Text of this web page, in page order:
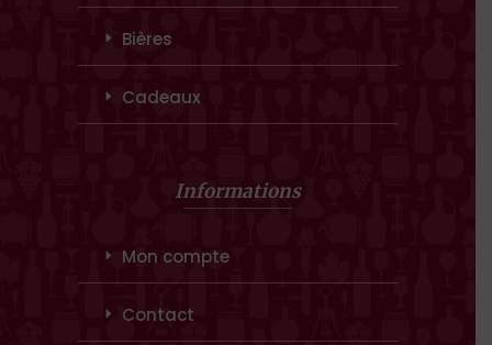
Bières
Cadeaux
Informations
Mon compte
Contact